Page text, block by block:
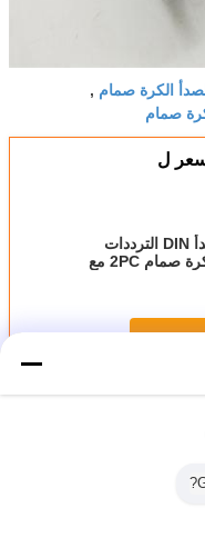
الكرة صمام ,
ل
الفولاذ المقاوم للصدأ DIN الترددات
اللاسلكية مشفه الكرة صمام 2PC مع